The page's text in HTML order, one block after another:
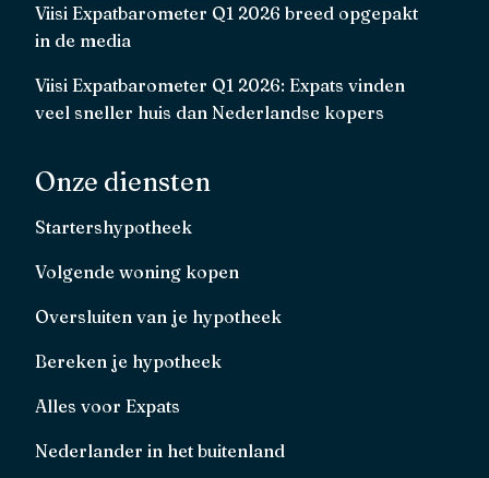
Viisi Expatbarometer Q1 2026 breed opgepakt
in de media
Viisi Expatbarometer Q1 2026: Expats vinden
veel sneller huis dan Nederlandse kopers
Onze diensten
Startershypotheek
Volgende woning kopen
Oversluiten van je hypotheek
Bereken je hypotheek
Alles voor Expats
Nederlander in het buitenland